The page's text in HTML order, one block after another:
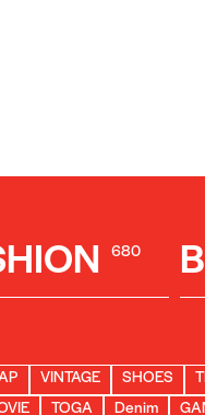
680
VINTAGE SHOES
TOGA Denim